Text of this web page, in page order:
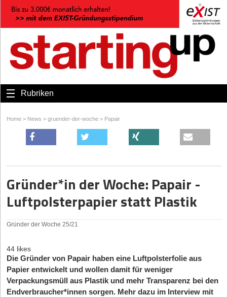
Rubriken
Home > News > gruender-der-woche > Papair
Gründer*in der Woche: Papair -
Luftpolsterpapier statt Plastik
Gründer der Woche 25/21
44 likes
Die Gründer von Papair haben eine Luftpolsterfolie aus
Papier entwickelt und wollen damit für weniger
Verpackungsmüll aus Plastik und mehr Transparenz bei den
Endverbraucher*innen sorgen. Mehr dazu im Interview mit